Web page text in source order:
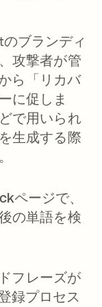
ブランディ
攻撃者が管
ら「リカバ
に促しま
で用いられ
生成する際
ページで、
の単語を検
フレーズが
録プロセス